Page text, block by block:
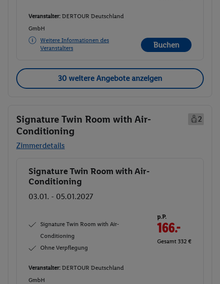
Veranstalter: DERTOUR Deutschland
GmbH
Weitere Informationen des
Veranstalters
Buchen
30 weitere Angebote anzeigen
Signature Twin Room with Air-
Conditioning
2
Zimmerdetails
Buchen
Signature Twin Room with Air-
Conditioning
03.01. - 05.01.2027
Signature Twin Room with Air-
Conditioning
Ohne Verpflegung
p.P.
166.-
Gesamt 332 €
Veranstalter: DERTOUR Deutschland
GmbH